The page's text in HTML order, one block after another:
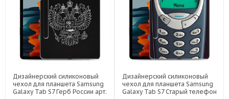
Дизайнерский силиконовый
чехол для планшета Samsung
Galaxy Tab S7 Герб России арт:
Дизайнерский силиконовый
чехол для планшета Samsung
Galaxy Tab S7 Старый телефон